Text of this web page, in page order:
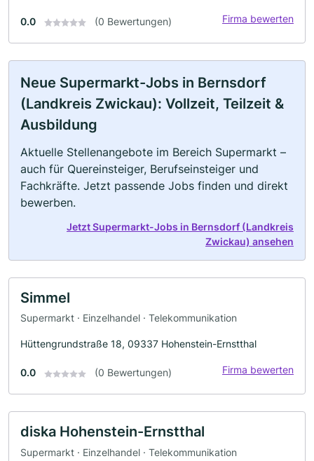
0.0 (0 Bewertungen) Firma bewerten
Neue Supermarkt-Jobs in Bernsdorf
(Landkreis Zwickau): Vollzeit, Teilzeit &
Ausbildung
Aktuelle Stellenangebote im Bereich Supermarkt –
auch für Quereinsteiger, Berufseinsteiger und
Fachkräfte. Jetzt passende Jobs finden und direkt
bewerben.
Jetzt Supermarkt-Jobs in Bernsdorf (Landkreis
Zwickau) ansehen
Simmel
Supermarkt · Einzelhandel · Telekommunikation
Hüttengrundstraße 18, 09337 Hohenstein-Ernstthal
0.0 (0 Bewertungen) Firma bewerten
diska Hohenstein-Ernstthal
Supermarkt · Einzelhandel · Telekommunikation